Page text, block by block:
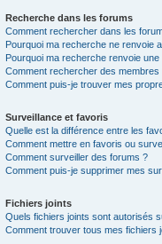
Recherche dans les forums
Comment rechercher dans les
Pourquoi ma recherche ne renvoie
Pourquoi ma recherche renvoie une
Comment rechercher des membres
Comment puis-je trouver mes
Surveillance et favoris
Quelle est la différence entre les
Comment mettre en favoris ou
Comment surveiller des forums ?
Comment puis-je supprimer mes
Fichiers joints
Quels fichiers joints sont autorisés
Comment trouver tous mes fichiers